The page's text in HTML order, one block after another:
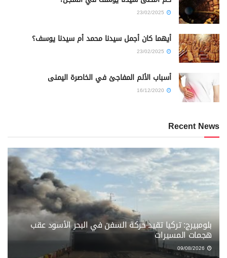
أيهما كان أجمل سيدنا محمد أم سيدنا يوسف؟
أسباب الألم المفاجئ في الخاصرة اليمنى
Recent News
بلومبيرج: تركيا تقيد حركة السفن في البحر الأسود عقب
هجمات المسيرات